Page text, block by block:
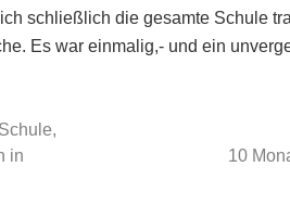
schließlich die gesamte Schule
Es war einmalig,- und ein
in
10